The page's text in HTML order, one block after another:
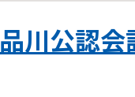
品川公認